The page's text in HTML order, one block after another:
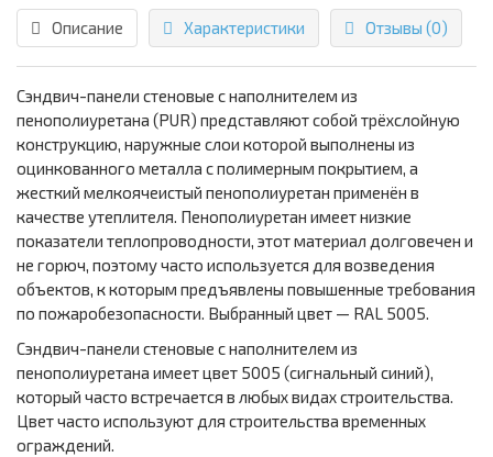
Описание Характеристики Отзывы (0)
Сэндвич-панели стеновые с наполнителем из
пенополиуретана (PUR) представляют собой трёхслойную
конструкцию, наружные слои которой выполнены из
оцинкованного металла с полимерным покрытием, а
жесткий мелкоячеистый пенополиуретан применён в
качестве утеплителя. Пенополиуретан имеет низкие
показатели теплопроводности, этот материал долговечен и
не горюч, поэтому часто используется для возведения
объектов, к которым предъявлены повышенные требования
по пожаробезопасности. Выбранный цвет — RAL 5005.
Сэндвич-панели стеновые с наполнителем из
пенополиуретана имеет цвет 5005 (сигнальный синий),
который часто встречается в любых видах строительства.
Цвет часто используют для строительства временных
ограждений.